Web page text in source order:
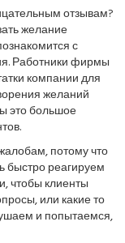
отзывам?
желание
с
Работники фирмы
компании для
желаний
это большое
потому что
быстро реагируем
чтобы клиенты
или какие то
и попытаемся,